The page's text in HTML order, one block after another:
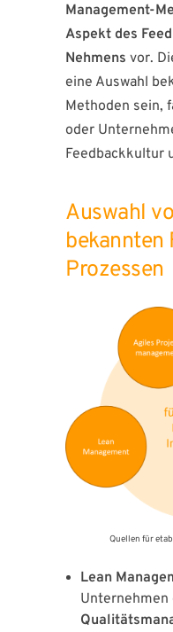
Management-
Aspekt des
Nehmens vor.
eine Auswahl
Methoden sein,
oder
Feedbackkultur
Auswahl
bekannten
Prozessen
Quellen für
Lean
Unternehmen